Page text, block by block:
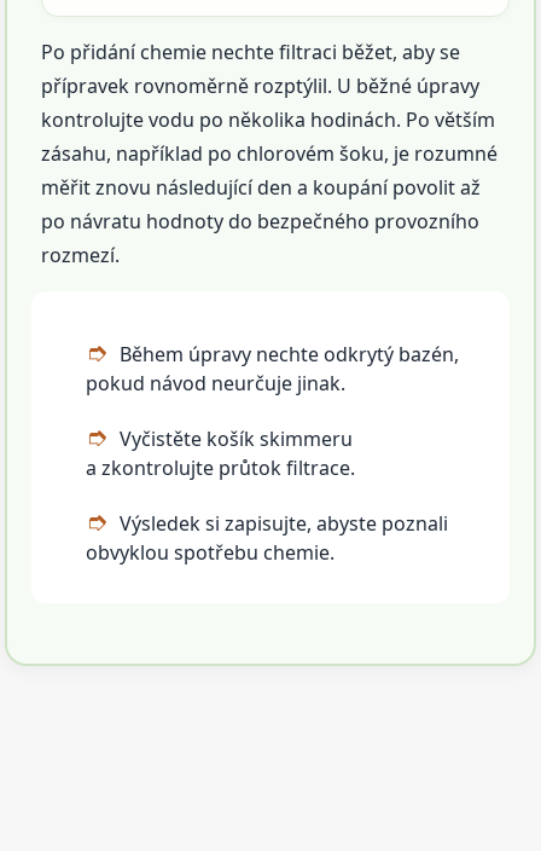
Po přidání chemie nechte filtraci běžet, aby se
přípravek rovnoměrně rozptýlil. U běžné úpravy
kontrolujte vodu po několika hodinách. Po větším
zásahu, například po chlorovém šoku, je rozumné
měřit znovu následující den a koupání povolit až
po návratu hodnoty do bezpečného provozního
rozmezí.
Během úpravy nechte odkrytý bazén,
pokud návod neurčuje jinak.
Vyčistěte košík skimmeru
a zkontrolujte průtok filtrace.
Výsledek si zapisujte, abyste poznali
obvyklou spotřebu chemie.